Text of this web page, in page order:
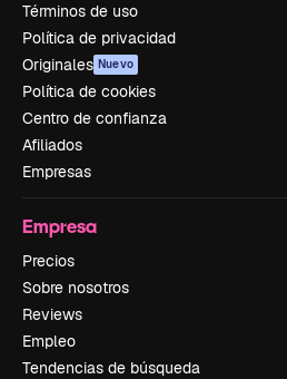
Términos de uso
Política de privacidad
Originales Nuevo
Política de cookies
Centro de confianza
Afiliados
Empresas
Empresa
Precios
Sobre nosotros
Reviews
Empleo
Tendencias de búsqueda